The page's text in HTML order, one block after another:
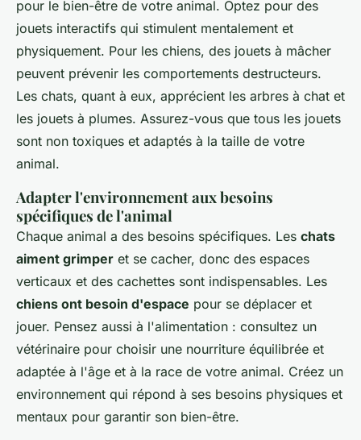
pour le bien-être de votre animal. Optez pour des
jouets interactifs qui stimulent mentalement et
physiquement. Pour les chiens, des jouets à mâcher
peuvent prévenir les comportements destructeurs.
Les chats, quant à eux, apprécient les arbres à chat et
les jouets à plumes. Assurez-vous que tous les jouets
sont non toxiques et adaptés à la taille de votre
animal.
Adapter l'environnement aux besoins
spécifiques de l'animal
Chaque animal a des besoins spécifiques. Les chats
aiment grimper et se cacher, donc des espaces
verticaux et des cachettes sont indispensables. Les
chiens ont besoin d'espace pour se déplacer et
jouer. Pensez aussi à l'alimentation : consultez un
vétérinaire pour choisir une nourriture équilibrée et
adaptée à l'âge et à la race de votre animal. Créez un
environnement qui répond à ses besoins physiques et
mentaux pour garantir son bien-être.